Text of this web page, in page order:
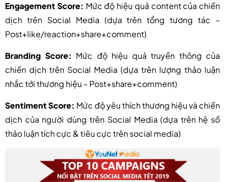
Engagement Score: Mức độ hiệu quả content của chiến
dịch trên Social Media (dựa trên tổng tương tác –
Post+like/reaction+share+comment)
Branding Score: Mức độ hiệu quả truyền thông của
chiến dịch trên Social Media (dựa trên lượng thảo luận
nhắc tới thương hiệu – Post+share+comment)
Sentiment Score: Mức độ yêu thích thương hiệu và chiến
dịch của người dùng trên Social Media (dựa trên hệ số
thảo luận tích cực & tiêu cực trên social media)